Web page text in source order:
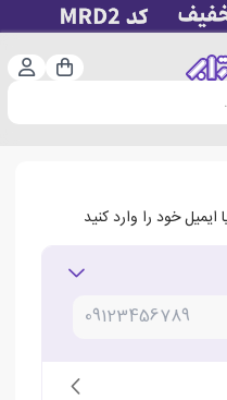
سبد
خود را وارد کنید